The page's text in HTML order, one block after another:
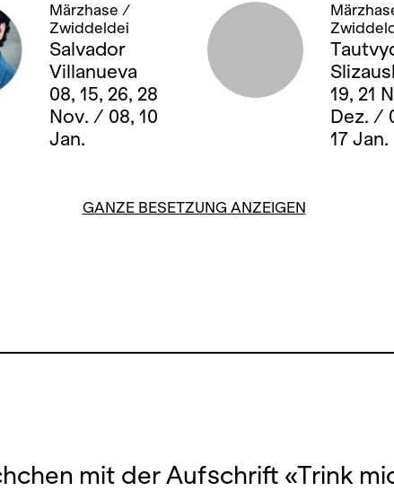
Märzhase /
Zwiddeldei
Salvador
Villanueva
08, 15, 26, 28
Nov. / 08, 10
Jan.
19, 21
Dez. /
17 Jan.
GANZE BESETZUNG ANZEIGEN
mit der Aufschrift «Trink